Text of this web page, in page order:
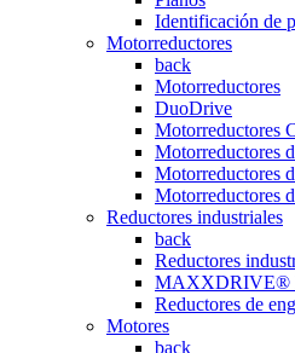
Identificación de
Motorreductores
back
Motorreductores
DuoDrive
Motorreductores
Motorreductores
Motorreductores
Motorreductores
Reductores industriales
back
Reductores
MAXXDRIVE®
Reductores de
Motores
back